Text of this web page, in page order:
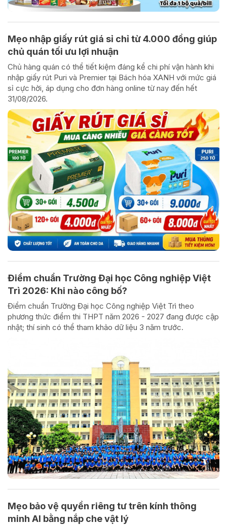
Mẹo nhập giấy rút giá sỉ chỉ từ 4.000 đồng giúp
chủ quán tối ưu lợi nhuận
Chủ hàng quán có thể tiết kiệm đáng kể chi phí vận hành khi
nhập giấy rút Puri và Premier tại Bách hóa XANH với mức giá
sỉ cực hời, áp dụng cho đơn hàng online từ nay đến hết
31/08/2026.
Điểm chuẩn Trường Đại học Công nghiệp Việt
Trì 2026: Khi nào công bố?
Điểm chuẩn Trường Đại học Công nghiệp Việt Trì theo
phương thức điểm thi THPT năm 2026 - 2027 đang được cập
nhật; thí sinh có thể tham khảo dữ liệu 3 năm trước.
Mẹo bảo vệ quyền riêng tư trên kính thông
minh AI bằng nắp che vật lý